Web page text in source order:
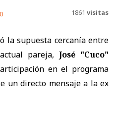
1861 visitas
la supuesta cercanía entre
pareja, José "Cuco"
en el programa
un directo mensaje a la ex